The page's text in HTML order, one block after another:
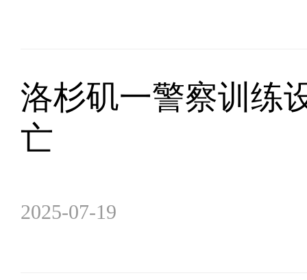
洛杉矶一警察训练
亡
2025-07-19